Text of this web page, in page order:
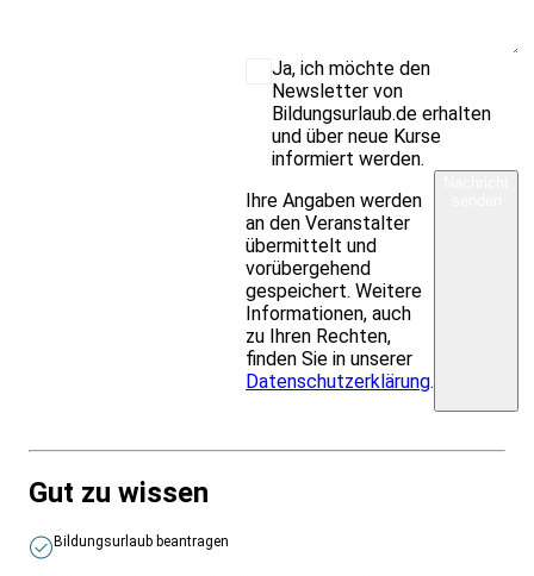
Ja, ich möchte den
Newsletter von
Bildungsurlaub.de erhalten
und über neue Kurse
informiert werden.
Ihre Angaben werden
an den Veranstalter
übermittelt und
vorübergehend
gespeichert. Weitere
Informationen, auch
zu Ihren Rechten,
finden Sie in unserer
Datenschutzerklärung.
Gut zu wissen
Bildungsurlaub beantragen